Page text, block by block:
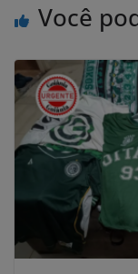
Você